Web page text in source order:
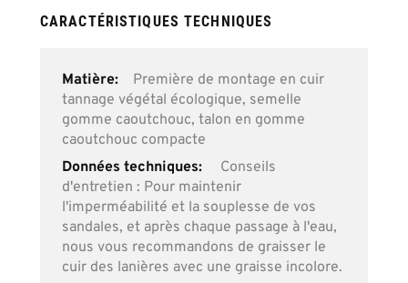
CARACTÉRISTIQUES TECHNIQUES
Plus
d’information
Première de montage en cuir
tannage végétal écologique, semelle
gomme caoutchouc, talon en gomme
caoutchouc compacte
Conseils
d'entretien : Pour maintenir
l'imperméabilité et la souplesse de vos
sandales, et après chaque passage à l'eau,
nous vous recommandons de graisser le
cuir des lanières avec une graisse incolore.